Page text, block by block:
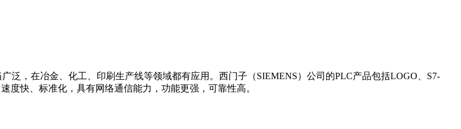
泛，在冶金、化工、印刷生产线等领域都有应用。西门子（SIEMENS）公司的PLC产品包括LOGO、S7-
度快、标准化，具有网络通信能力，功能更强，可靠性高。